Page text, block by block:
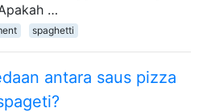
…
spaghetti
antara saus pizza